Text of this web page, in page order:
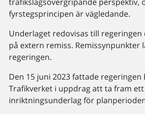
fyrstegsprincipen är vägledande.
Underlaget redovisas till
på extern remiss. Remissynpunkter
regeringen.
Den 15 juni 2023 fattade
Trafikverket i uppdrag att ta fram ett
inriktningsunderlag för